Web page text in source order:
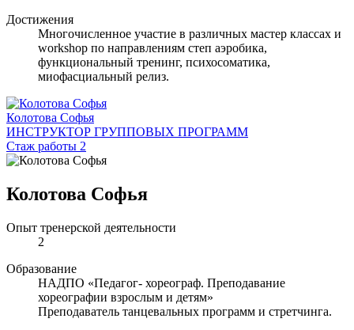
Достижения
Многочисленное участие в различных мастер классах и
workshop по направлениям степ аэробика,
функциональный тренинг, психосоматика,
миофасциальный релиз.
Колотова Софья
ИНСТРУКТОР ГРУППОВЫХ ПРОГРАММ
Стаж работы 2
Колотова Софья
Опыт тренерской деятельности
2
Образование
НАДПО «Педагог- хореограф. Преподавание
хореографии взрослым и детям»
Преподаватель танцевальных программ и стретчинга.